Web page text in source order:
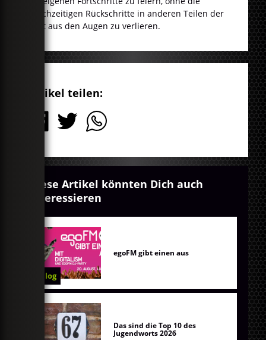
gleichzeitigen Rückschritte in anderen Teilen der
Welt aus den Augen zu verlieren.
Artikel teilen:
Diese Artikel könnten Dich auch
interessieren
Blog
egoFM gibt einen aus
Das sind die Top 10 des
Jugendworts 2026